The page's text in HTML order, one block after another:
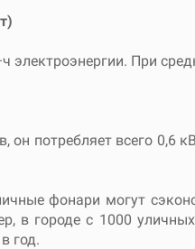
электроэнергии. При
он потребляет всего 0,6
фонари могут
в городе с 1000
год.